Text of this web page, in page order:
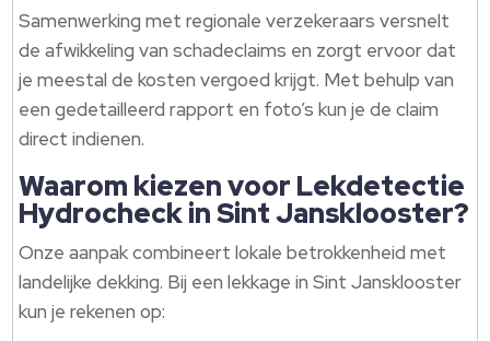
Samenwerking met regionale verzekeraars versnelt
de afwikkeling van schadeclaims en zorgt ervoor dat
je meestal de kosten vergoed krijgt.​ Met behulp van
een gedetailleerd rapport en foto’s kun je de claim
direct indienen.​
Waarom kiezen voor Lekdetectie
Hydrocheck in Sint Jansklooster?
Onze aanpak combineert lokale betrokkenheid met
landelijke dekking.​ Bij een lekkage in Sint Jansklooster
kun je rekenen op: